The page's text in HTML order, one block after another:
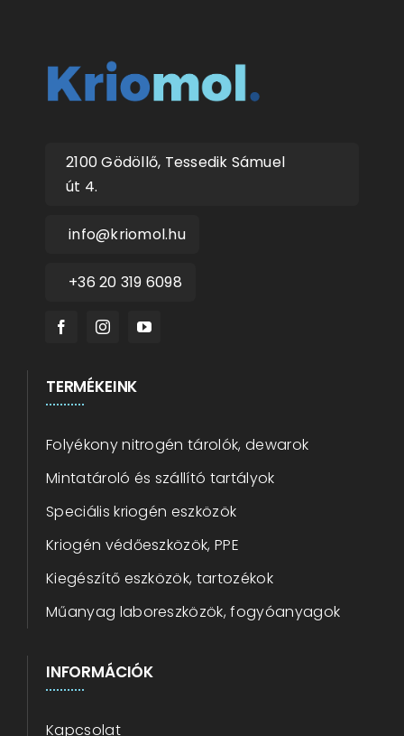
2100 Gödöllő, Tessedik Sámuel
út 4.
info@kriomol.hu
+36 20 319 6098
TERMÉKEINK
Folyékony nitrogén tárolók, dewarok
Mintatároló és szállító tartályok
Speciális kriogén eszközök
Kriogén védőeszközök, PPE
Kiegészítő eszközök, tartozékok
Műanyag laboreszközök, fogyóanyagok
INFORMÁCIÓK
Kapcsolat